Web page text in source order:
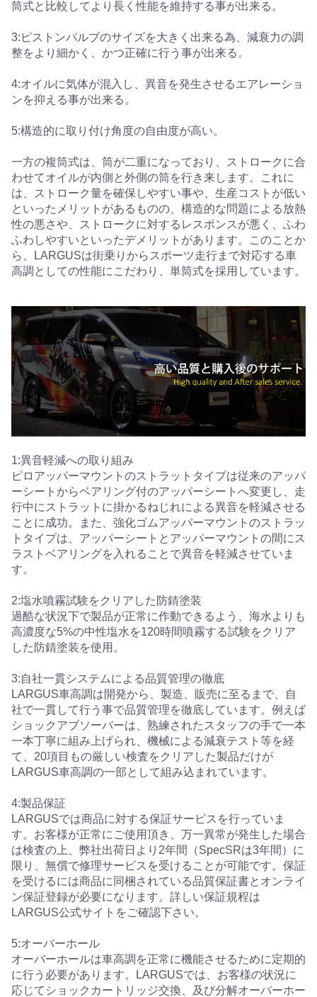
筒式と比較してより長く性能を維持する事が出来る。
3:ピストンバルブのサイズを大きく出来る為、減衰力の調
整をより細かく、かつ正確に行う事が出来る。
4:オイルに気体が混入し、異音を発生させるエアレーショ
ンを抑える事が出来る。
5:構造的に取り付け角度の自由度が高い。
一方の複筒式は、筒が二重になっており、ストロークに合
わせてオイルが内側と外側の筒を行き来します。これに
は、ストローク量を確保しやすい事や、生産コストが低い
といったメリットがあるものの、構造的な問題による放熱
性の悪さや、ストロークに対するレスポンスが悪く、ふわ
ふわしやすいといったデメリットがあります。このことか
ら、LARGUSは街乗りからスポーツ走行まで対応する車
高調としての性能にこだわり、単筒式を採用しています。
1:異音軽減への取り組み
ピロアッパーマウントのストラットタイプは従来のアッパ
ーシートからベアリング付のアッパーシートへ変更し、走
行中にストラットに掛かるねじれによる異音を軽減させる
ことに成功。また、強化ゴムアッパーマウントのストラッ
トタイプは、アッパーシートとアッパーマウントの間にス
ラストベアリングを入れることで異音を軽減させていま
す。
2:塩水噴霧試験をクリアした防錆塗装
過酷な状況下で製品が正常に作動できるよう、海水よりも
高濃度な5%の中性塩水を120時間噴霧する試験をクリア
した防錆塗装を使用。
3:自社一貫システムによる品質管理の徹底
LARGUS車高調は開発から、製造、販売に至るまで、自
社で一貫して行う事で品質管理を徹底しています。例えば
ショックアブソーバーは、熟練されたスタッフの手で一本
一本丁寧に組み上げられ、機械による減衰テスト等を経
て、20項目もの厳しい検査をクリアした製品だけが
LARGUS車高調の一部として組み込まれています。
4:製品保証
LARGUSでは商品に対する保証サービスを行っていま
す。お客様が正常にご使用頂き、万一異常が発生した場合
は検査の上、弊社出荷日より2年間（SpecSRは3年間）に
限り、無償で修理サービスを受けることが可能です。保証
を受けるには商品に同梱されている品質保証書とオンライ
ン保証登録が必要になります。詳しい保証規程は
LARGUS公式サイトをご確認下さい。
5:オーバーホール
オーバーホールは車高調を正常に機能させるために定期的
に行う必要があります。LARGUSでは、お客様の状況に
応じてショックカートリッジ交換、及び分解オーバーホー